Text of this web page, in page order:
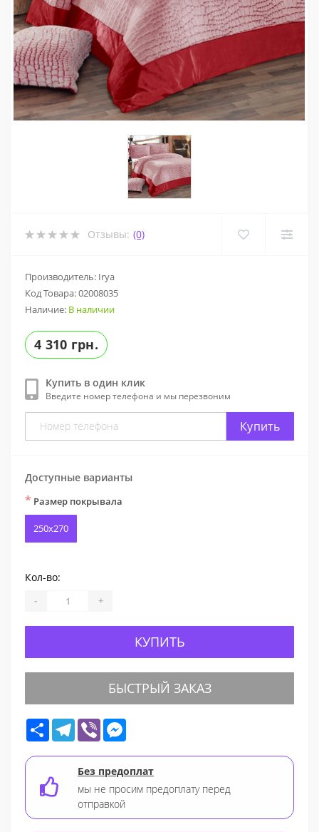
Отзывы: (0)
Производитель: Irya
Код Товара:02008035
Наличие: В наличии
4 310 грн.
Купить в один клик
Введите номер телефона и мы перезвоним
Купить
Доступные варианты
* Размер покрывала
250x270
Кол-во:
- +
КУПИТЬ
БЫСТРЫЙ ЗАКАЗ
Share Telegram
Viber
Без предоплат
мы не просим предоплату перед
отправкой